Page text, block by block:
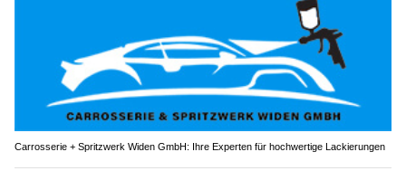
Carrosserie + Spritzwerk Widen GmbH: Ihre Experten für hochwertige Lackierungen